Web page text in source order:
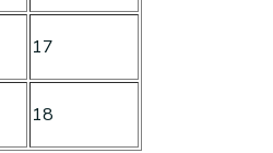
17
18